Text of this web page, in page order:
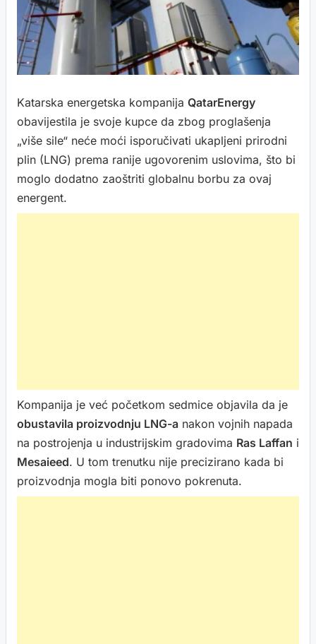
Katarska energetska kompanija QatarEnergy
obavijestila je svoje kupce da zbog proglašenja
„više sile“ neće moći isporučivati ukapljeni prirodni
plin (LNG) prema ranije ugovorenim uslovima, što bi
moglo dodatno zaoštriti globalnu borbu za ovaj
energent.
Kompanija je već početkom sedmice objavila da je
obustavila proizvodnju LNG-a nakon vojnih napada
na postrojenja u industrijskim gradovima Ras Laffan i
Mesaieed. U tom trenutku nije precizirano kada bi
proizvodnja mogla biti ponovo pokrenuta.